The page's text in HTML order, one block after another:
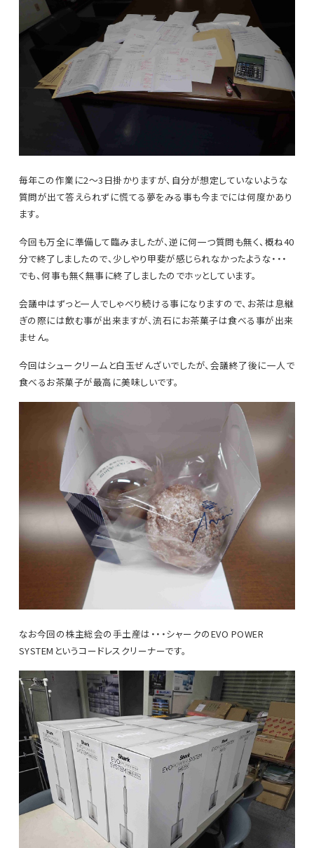
毎年この作業に2～3日掛かりますが、自分が想定していないような
質問が出て答えられずに慌てる夢をみる事も今までには何度かあり
ます。
今回も万全に準備して臨みましたが、逆に何一つ質問も無く、概ね40
分で終了しましたので、少しやり甲斐が感じられなかったような・・・
でも、何事も無く無事に終了しましたのでホッとしています。
会議中はずっと一人でしゃべり続ける事になりますので、お茶は息継
ぎの際には飲む事が出来ますが、流石にお茶菓子は食べる事が出来
ません。
今回はシュークリームと白玉ぜんざいでしたが、会議終了後に一人で
食べるお茶菓子が最高に美味しいです。
なお今回の株主総会の手土産は・・・シャークのEVO POWER
SYSTEMというコードレスクリーナーです。